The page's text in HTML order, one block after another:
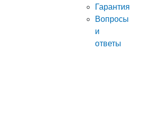
Гарантия
Вопросы
и
ответы